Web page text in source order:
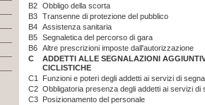
B2 Obbligo della scorta
B3 Transenne di protezione del pubblico
B4 Assistenza sanitaria
B5 Segnaletica del percorso di gara
B6 Altre prescrizioni imposte dall'autorizzazione
C
ADDETTI ALLE SEGNALAZIONI
CICLISTICHE
C1
Funzioni e poteri degli addetti ai servizi di
C2 Obbligatoria presenza degli addetti ai servizi di
C3 Posizionamento del personale